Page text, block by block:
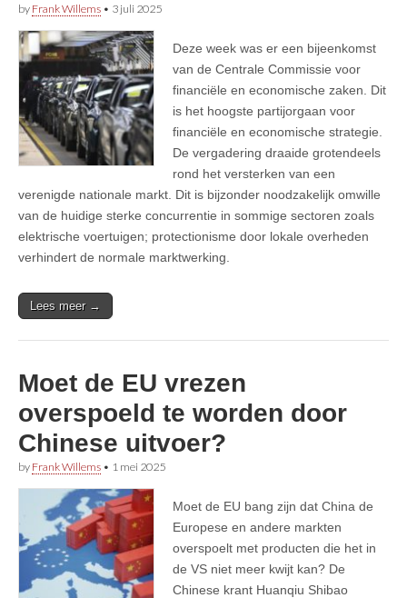
by Frank Willems • 3 juli 2025
Deze week was er een bijeenkomst
van de Centrale Commissie voor
financiële en economische zaken. Dit
is het hoogste partijorgaan voor
financiële en economische strategie.
De vergadering draaide grotendeels
rond het versterken van een
verenigde nationale markt. Dit is bijzonder noodzakelijk omwille
van de huidige sterke concurrentie in sommige sectoren zoals
elektrische voertuigen; protectionisme door lokale overheden
verhindert de normale marktwerking.
Lees meer →
Moet de EU vrezen
overspoeld te worden door
Chinese uitvoer?
by Frank Willems • 1 mei 2025
Moet de EU bang zijn dat China de
Europese en andere markten
overspoelt met producten die het in
de VS niet meer kwijt kan? De
Chinese krant Huanqiu Shibao